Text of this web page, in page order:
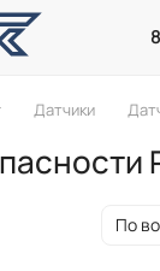
Датчики